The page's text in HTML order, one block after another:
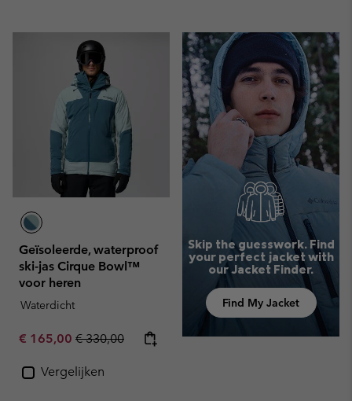
Geïsoleerde, waterproof
ski-jas Cirque Bowl™
voor heren
Waterdicht
Sale price:
€ 165,00 Regular price:
€ 330,00
Vergelijken
Skip the guesswork. Find
your perfect jacket with
our Jacket Finder.
Find My Jacket